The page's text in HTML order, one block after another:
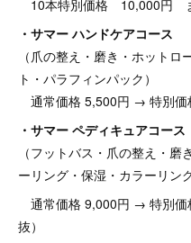
10本特別価格 10,000円
・サマー ハンドケアコース
（爪の整え・磨き・ホット
ト・パラフィンパック）
通常価格 5,500円 → 特別価
・サマー ペディキュアコース
（フットバス・爪の整え・
ーリング・保湿・カラーリング
通常価格 9,000円 → 特別
抜）